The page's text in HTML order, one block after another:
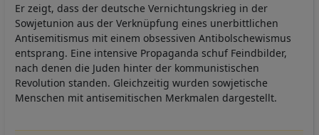
Er zeigt, dass der deutsche Vernichtungskrieg in der
Sowjetunion aus der Verknüpfung eines unerbittlichen
Antisemitismus mit einem obsessiven Antibolschewismus
entsprang. Eine intensive Propaganda schuf Feindbilder,
nach denen die Juden hinter der kommunistischen
Revolution standen. Gleichzeitig wurden sowjetische
Menschen mit antisemitischen Merkmalen dargestellt.